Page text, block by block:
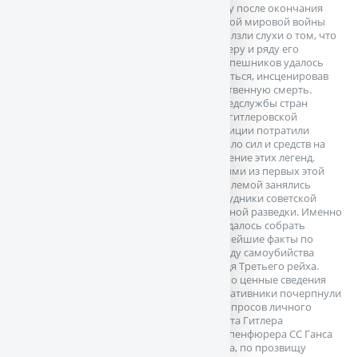
Сразу после окончания
Второй мировой войны
поползли слухи о том, что
Гитлеру и ряду его
приспешников удалось
скрыться, инсценировав
собственную смерть.
Разведслужбы стран
антигитлеровской
коалиции потратили
немало сил и средств на
изучение этих легенд.
Одними из первых этой
проблемой занялись
сотрудники советской
военной разведки. Именно
им удалось собрать
важнейшие факты по
поводу самоубийства
вождя Третьего рейха.
Особо ценные сведения
оперативники почерпнули
из допросов личного
пилота Гитлера
группенфюрера СС Ганса
Баура, по прозвищу